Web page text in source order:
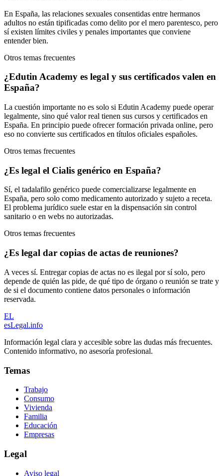
En España, las relaciones sexuales consentidas entre hermanos
adultos no están tipificadas como delito por el mero parentesco, pero
sí existen límites civiles y penales importantes que conviene
entender bien.
Otros temas frecuentes
¿Edutin Academy es legal y sus certificados valen en
España?
La cuestión importante no es solo si Edutin Academy puede operar
legalmente, sino qué valor real tienen sus cursos y certificados en
España. En principio puede ofrecer formación privada online, pero
eso no convierte sus certificados en títulos oficiales españoles.
Otros temas frecuentes
¿Es legal el Cialis genérico en España?
Sí, el tadalafilo genérico puede comercializarse legalmente en
España, pero solo como medicamento autorizado y sujeto a receta.
El problema jurídico suele estar en la dispensación sin control
sanitario o en webs no autorizadas.
Otros temas frecuentes
¿Es legal dar copias de actas de reuniones?
A veces sí. Entregar copias de actas no es ilegal por sí solo, pero
depende de quién las pide, de qué tipo de órgano o reunión se trate y
de si el documento contiene datos personales o información
reservada.
EL
esLegal.info
Información legal clara y accesible sobre las dudas más frecuentes.
Contenido informativo, no asesoría profesional.
Temas
Trabajo
Consumo
Vivienda
Familia
Educación
Empresas
Legal
Aviso legal